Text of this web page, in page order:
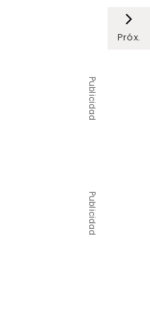
Próx.
Publicidad
Publicidad